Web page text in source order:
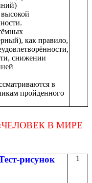
высокой
как правило,
снижении
в
пройденного
В МИРЕ
рисунок
1